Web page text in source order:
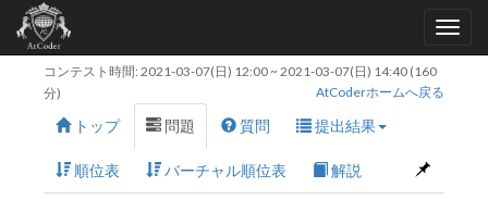
コンテスト時間: 2021-03-07(日) 12:00~ 2021-03-07(日) 14:40 (160
分)
AtCoderホームへ戻る
トップ 問題 質問 提出結果
順位表 バーチャル順位表 解説